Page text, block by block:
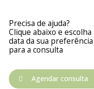
Precisa de ajuda?
Clique abaixo e escolha
data da sua preferência
para a consulta
Agendar consulta